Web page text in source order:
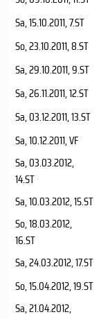
Sa, 15.10.2011, 7.ST
So, 23.10.2011, 8.ST
Sa, 29.10.2011, 9.ST
Sa, 26.11.2011, 12.ST
Sa, 03.12.2011, 13.ST
Sa, 10.12.2011, VF
Sa, 03.03.2012,
14.ST
Sa, 10.03.2012, 15.ST
So, 18.03.2012,
16.ST
Sa, 24.03.2012, 17.ST
So, 15.04.2012, 19.ST
Sa, 21.04.2012,